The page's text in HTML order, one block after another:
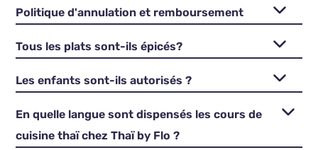
Politique d'annulation et remboursement
Tous les plats sont-ils épicés?
Les enfants sont-ils autorisés ?
En quelle langue sont dispensés les cours de
cuisine thaï chez Thaï by Flo ?